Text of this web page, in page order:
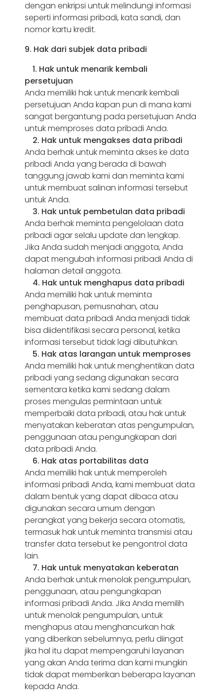
dengan enkripsi untuk melindungi informasi
seperti informasi pribadi, kata sandi, dan
nomor kartu kredit.
9. Hak dari subjek data pribadi
1. Hak untuk menarik kembali
persetujuan
Anda memiliki hak untuk menarik kembali
persetujuan Anda kapan pun di mana kami
sangat bergantung pada persetujuan Anda
untuk memproses data pribadi Anda.
2. Hak untuk mengakses data pribadi
Anda berhak untuk meminta akses ke data
pribadi Anda yang berada di bawah
tanggung jawab kami dan meminta kami
untuk membuat salinan informasi tersebut
untuk Anda.
3. Hak untuk pembetulan data pribadi
Anda berhak meminta pengelolaan data
pribadi agar selalu update dan lengkap.
Jika Anda sudah menjadi anggota, Anda
dapat mengubah informasi pribadi Anda di
halaman detail anggota.
4. Hak untuk menghapus data pribadi
Anda memiliki hak untuk meminta
penghapusan, pemusnahan, atau
membuat data pribadi Anda menjadi tidak
bisa diidentifikasi secara personal, ketika
informasi tersebut tidak lagi dibutuhkan.
5. Hak atas larangan untuk memproses
Anda memiliki hak untuk menghentikan data
pribadi yang sedang digunakan secara
sementara ketika kami sedang dalam
proses mengulas permintaan untuk
memperbaiki data pribadi, atau hak untuk
menyatakan keberatan atas pengumpulan,
penggunaan atau pengungkapan dari
data pribadi Anda.
6. Hak atas portabilitas data
Anda memiliki hak untuk memperoleh
informasi pribadi Anda, kami membuat data
dalam bentuk yang dapat dibaca atau
digunakan secara umum dengan
perangkat yang bekerja secara otomatis,
termasuk hak untuk meminta transmisi atau
transfer data tersebut ke pengontrol data
lain.
7. Hak untuk menyatakan keberatan
Anda berhak untuk menolak pengumpulan,
penggunaan, atau pengungkapan
informasi pribadi Anda. Jika Anda memilih
untuk menolak pengumpulan, untuk
menghapus atau menghancurkan hak
yang diberikan sebelumnya, perlu diingat
jika hal itu dapat mempengaruhi layanan
yang akan Anda terima dan kami mungkin
tidak dapat memberikan beberapa layanan
kepada Anda.